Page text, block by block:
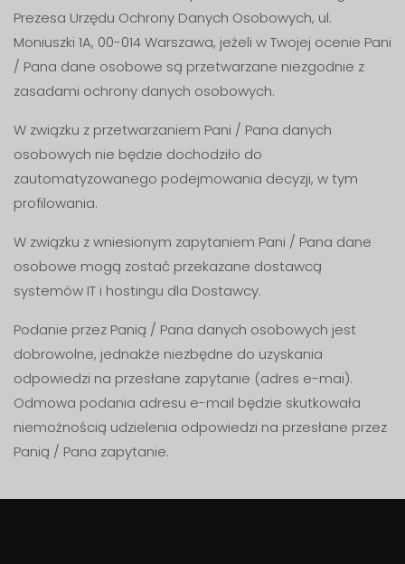
Prezesa Urzędu Ochrony Danych Osobowych, ul.
Moniuszki 1A, 00-014 Warszawa, jeżeli w Twojej ocenie Pani
/ Pana dane osobowe są przetwarzane niezgodnie z
zasadami ochrony danych osobowych.
W związku z przetwarzaniem Pani / Pana danych
osobowych nie będzie dochodziło do
zautomatyzowanego podejmowania decyzji, w tym
profilowania.
W związku z wniesionym zapytaniem Pani / Pana dane
osobowe mogą zostać przekazane dostawcą
systemów IT i hostingu dla Dostawcy.
Podanie przez Panią / Pana danych osobowych jest
dobrowolne, jednakże niezbędne do uzyskania
odpowiedzi na przesłane zapytanie (adres e-mai).
Odmowa podania adresu e-mail będzie skutkowała
niemożnością udzielenia odpowiedzi na przesłane przez
Panią / Pana zapytanie.